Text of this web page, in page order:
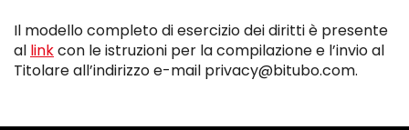
Il modello completo di esercizio dei diritti è presente
al link con le istruzioni per la compilazione e l’invio al
Titolare all’indirizzo e-mail privacy@bitubo.com.